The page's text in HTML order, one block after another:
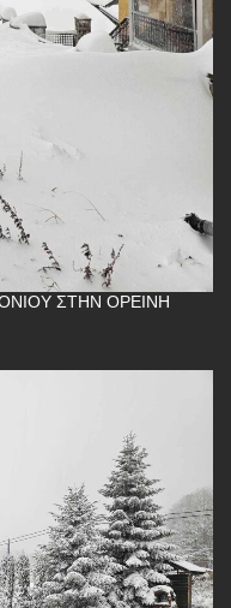
ΣΤΗΝ ΟΡΕΙΝΉ